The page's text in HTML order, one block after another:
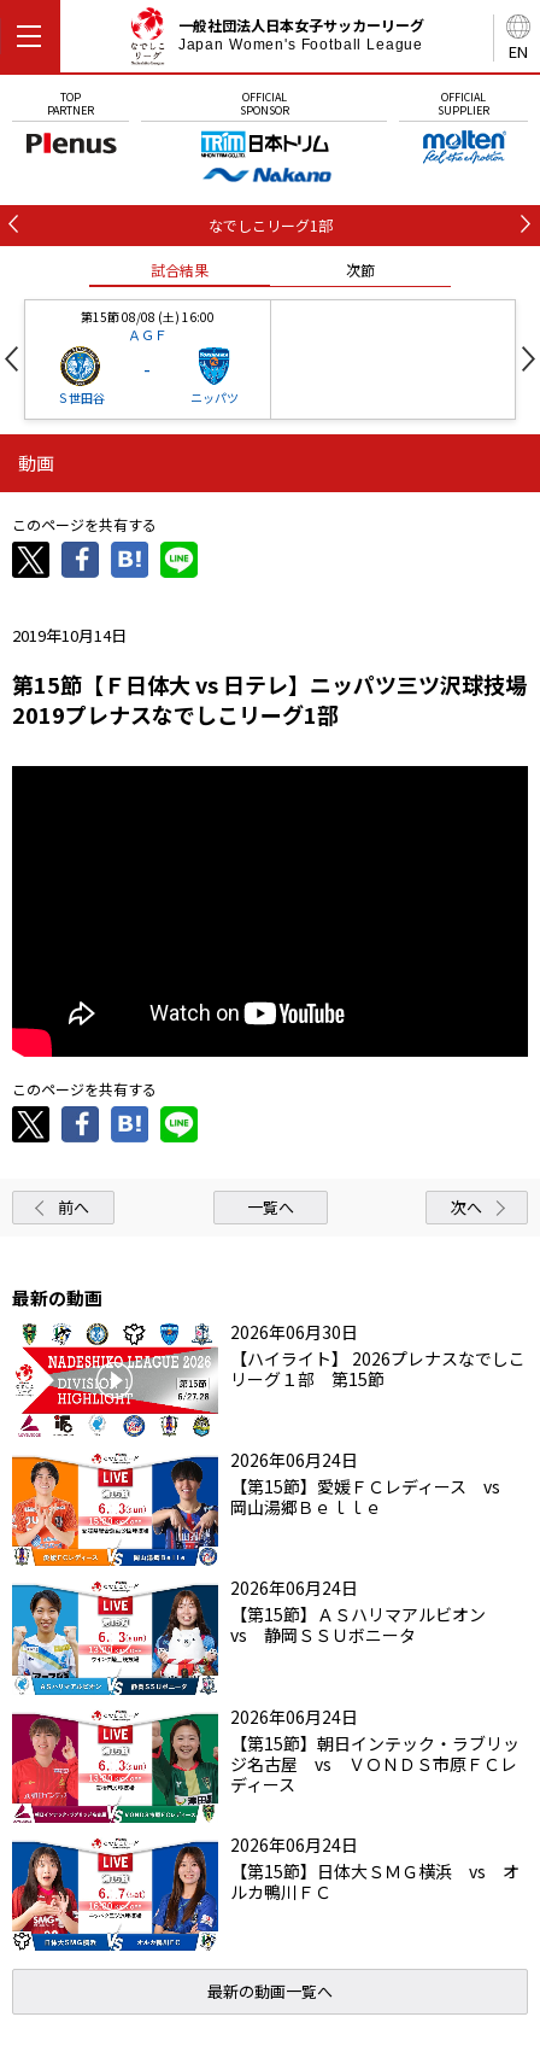
EN
一般社団法人日本女子サッカーリーグ
Japan Women's Football League
TOP
PARTNER
OFFICIAL
SPONSOR
OFFICIAL
SUPPLIER
なでしこリーグ1部
試合結果 次節
第15節 08/08 (土) 16:00
ＡＧＦ
Ｓ世田谷
-
ニッパツ
ニッパツ
ニッパツ
-
石人の星
動画
このページを共有する
2019年10月14日
第15節【Ｆ日体大 vs 日テレ】ニッパツ三ツ沢球技場
2019プレナスなでしこリーグ1部
このページを共有する
前へ 一覧へ 次へ
最新の動画
2026年06月30日
【ハイライト】 2026プレナスなでしこ
リーグ１部 第15節
2026年06月24日
【第15節】愛媛ＦＣレディース vs
岡山湯郷Ｂｅｌｌｅ
2026年06月24日
【第15節】ＡＳハリマアルビオン
vs 静岡ＳＳＵボニータ
2026年06月24日
【第15節】朝日インテック・ラブリッ
ジ名古屋 vs ＶＯＮＤＳ市原ＦＣレ
ディース
2026年06月24日
【第15節】日体大ＳＭＧ横浜 vs オ
ルカ鴨川ＦＣ
最新の動画一覧へ